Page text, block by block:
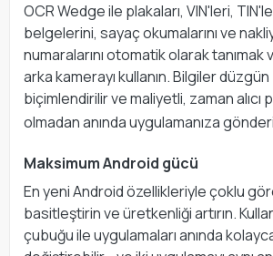
OCR Wedge ile plakaları, VIN'leri,
belgelerini, sayaç okumalarını ve
numaralarını otomatik olarak tanımak
arka kamerayı kullanın. Bilgiler
biçimlendirilir ve maliyetli, zaman alıcı
olmadan anında uygulamanıza
Maksimum Android gücü
En yeni Android özellikleriyle çoklu
basitleştirin ve üretkenliği artırın.
çubuğu ile uygulamaları anında